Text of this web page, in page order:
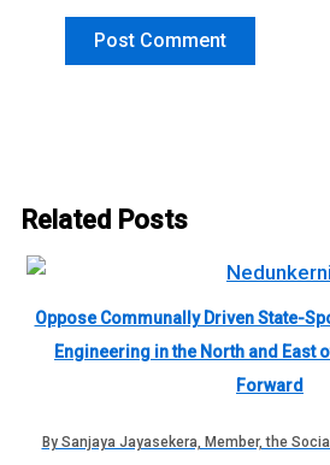
Related Posts
Oppose Communally Driven State-
Engineering in the North and East
Forward
By Sanjaya Jayasekera, Member, the